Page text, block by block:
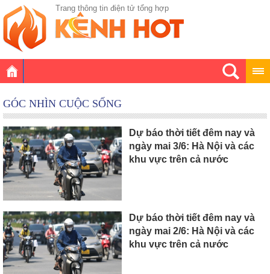
Trang thông tin điện tử tổng hợp
GÓC NHÌN CUỘC SỐNG
Dự báo thời tiết đêm nay và
ngày mai 3/6: Hà Nội và các
khu vực trên cả nước
Dự báo thời tiết đêm nay và
ngày mai 2/6: Hà Nội và các
khu vực trên cả nước